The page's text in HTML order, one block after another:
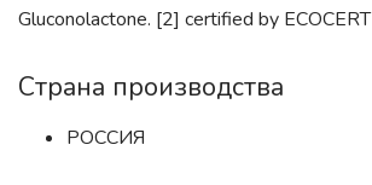
Gluconolactone. [2] certified by
Страна производства
РОССИЯ